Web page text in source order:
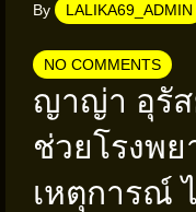
By LALIKA69_ADMIN
NO COMMENTS
ญาญ่า อุรัส
ช่วยโรงพ
เหตุการณ์